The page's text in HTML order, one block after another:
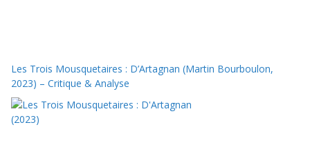
Les Trois Mousquetaires : D’Artagnan (Martin Bourboulon,
2023) – Critique & Analyse